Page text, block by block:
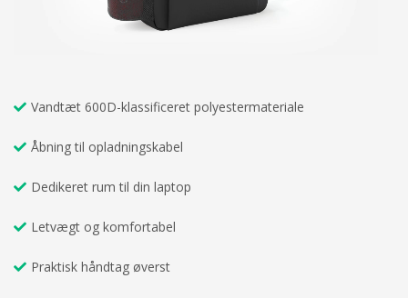
Vandtæt 600D-klassificeret polyestermateriale
Åbning til opladningskabel
Dedikeret rum til din laptop
Letvægt og komfortabel
Praktisk håndtag øverst